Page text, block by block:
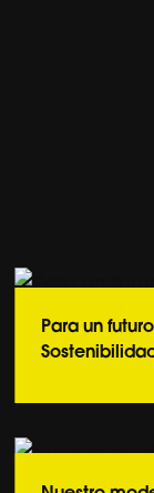
Para un